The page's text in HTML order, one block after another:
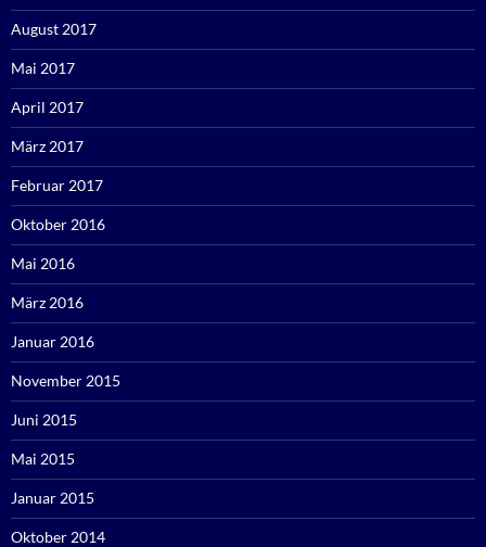
August 2017
Mai 2017
April 2017
März 2017
Februar 2017
Oktober 2016
Mai 2016
März 2016
Januar 2016
November 2015
Juni 2015
Mai 2015
Januar 2015
Oktober 2014